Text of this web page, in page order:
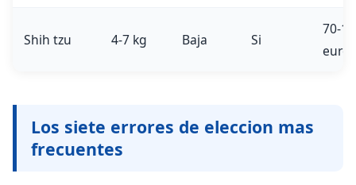
Shih tzu 4-7 kg Baja Si
70-
euros
Los siete errores de eleccion mas
frecuentes